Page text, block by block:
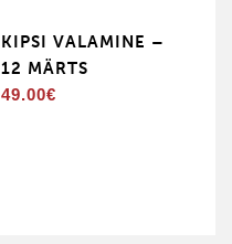
KIPSI VALAMINE –
12 MÄRTS
49.00€